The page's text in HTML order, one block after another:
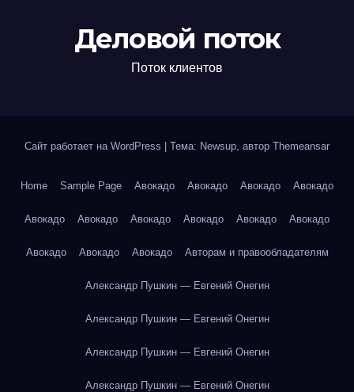
Деловой поток
Поток клиентов
Сайт работает на WordPress Тема: Newsup, автор Themeansar
Home Sample Page Авокадо Авокадо Авокадо Авокадо
Авокадо Авокадо Авокадо Авокадо Авокадо Авокадо
Авокадо Авокадо Авокадо Авторам и правообладателям
Александр Пушкин — Евгений Онегин
Александр Пушкин — Евгений Онегин
Александр Пушкин — Евгений Онегин
Александр Пушкин — Евгений Онегин